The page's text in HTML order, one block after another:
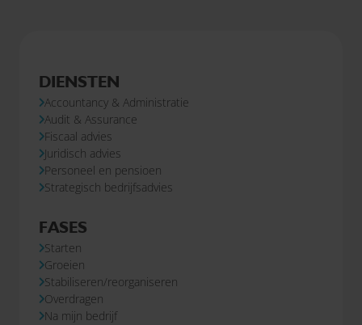
DIENSTEN
Accountancy & Administratie
Audit & Assurance
Fiscaal advies
Juridisch advies
Personeel en pensioen
Strategisch bedrijfsadvies
FASES
Starten
Groeien
Stabiliseren/reorganiseren
Overdragen
Na mijn bedrijf